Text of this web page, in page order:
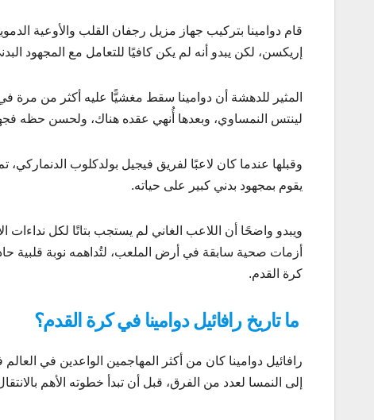
قام دوامينا بتركيب جهاز مزيل رجفان القلب والأوعية
إريكسن، لكن يبدو أنه لم يكن كافيًا للتعامل مع المجهود
لينتس النمساوي، وبعدها أُنهي عقده هناك، ولحسن حظه
وقبلها عندما كان لاعبًا لفريق فيجيل بولدكلوب
يقوم بمجهود بدني كبير على حياته.
ويبدو واضحًا أن اللاعب الغاني لم يستجب بتاتًا لكل
أزمات صحية سابقة في أرض الملعب، لتُداهمه نوبة قلبية
كرة القدم.
ما تاريخ رافائيل دوامينا في كرة القدم؟
رافائيل دوامينا كان من أكثر المهاجمين الواعدين في
إلى النمسا لعدد من الفرق، قبل أن تبدأ خطوته الأهم بالانتقال إلى زيورخ عام 2017، وبعدها فشل انتقاله